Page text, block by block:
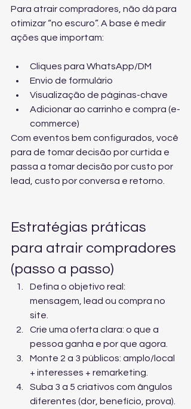
Para atrair compradores, não dá para
otimizar “no escuro”. A base é medir
ações que importam:
Cliques para WhatsApp/DM
Envio de formulário
Visualização de páginas-chave
Adicionar ao carrinho e compra (e-
commerce)
Com eventos bem configurados, você
para de tomar decisão por curtida e
passa a tomar decisão por custo por
lead, custo por conversa e retorno.
Estratégias práticas
para atrair compradores
(passo a passo)
Defina o objetivo real:
mensagem, lead ou compra no
site.
Crie uma oferta clara: o que a
pessoa ganha e por que agora.
Monte 2 a 3 públicos: amplo/local
+ interesses + remarketing.
Suba 3 a 5 criativos com ângulos
diferentes (dor, benefício, prova).